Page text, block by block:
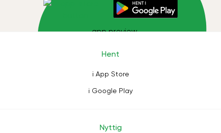
Hent
i App Store
i Google Play
Nyttig